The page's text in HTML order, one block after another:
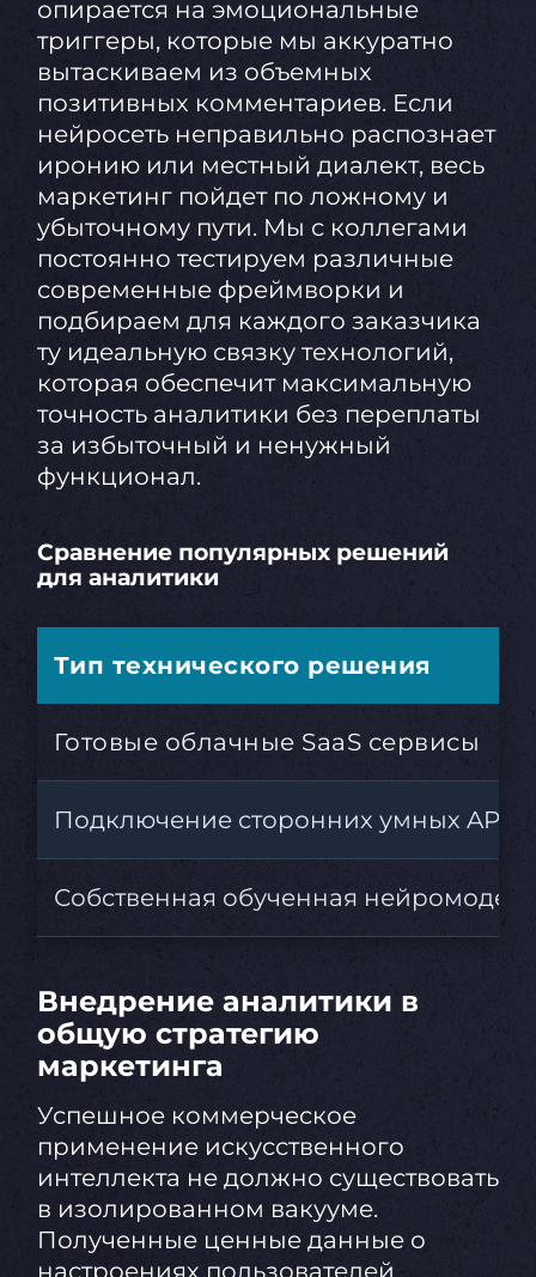
опирается на эмоциональные
триггеры, которые мы аккуратно
вытаскиваем из объемных
позитивных комментариев. Если
нейросеть неправильно распознает
иронию или местный диалект, весь
маркетинг пойдет по ложному и
убыточному пути. Мы с коллегами
постоянно тестируем различные
современные фреймворки и
подбираем для каждого заказчика
ту идеальную связку технологий,
которая обеспечит максимальную
точность аналитики без переплаты
за избыточный и ненужный
функционал.
Сравнение популярных решений
для аналитики
Тип технического решения
Готовые облачные SaaS сервисы
Подключение сторонних умных API
Собственная обученная нейромодель
Внедрение аналитики в
общую стратегию
маркетинга
Успешное коммерческое
применение искусственного
интеллекта не должно существовать
в изолированном вакууме.
Полученные ценные данные о
настроениях пользователей